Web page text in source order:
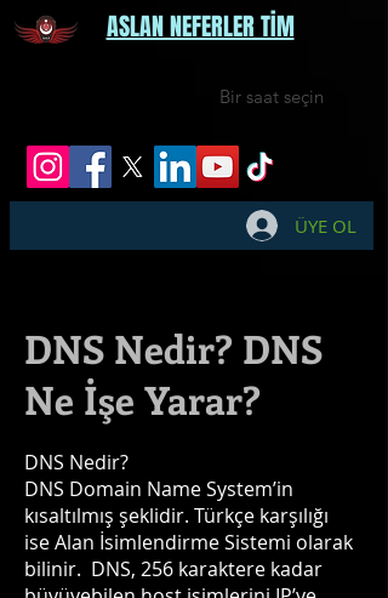
ASLAN NEFERLER TİM
Bir saat seçin
ÜYE OL
DNS Nedir? DNS
Ne İşe Yarar?
DNS Nedir?
DNS Domain Name System’in
kısaltılmış şeklidir. Türkçe karşılığı
ise Alan İsimlendirme Sistemi olarak
bilinir. DNS, 256 karaktere kadar